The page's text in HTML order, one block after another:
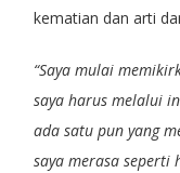
kematian dan arti
“Saya mulai
saya harus melalui
ada satu pun yang
saya merasa seperti